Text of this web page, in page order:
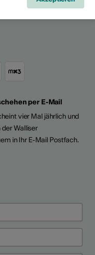
per E-Mail
vier Mal jährlich und
Walliser
in Ihr E-Mail Postfach.